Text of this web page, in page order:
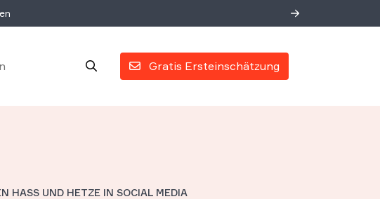
Gratis Ersteinschätzung
HASS UND HETZE IN SOCIAL MEDIA